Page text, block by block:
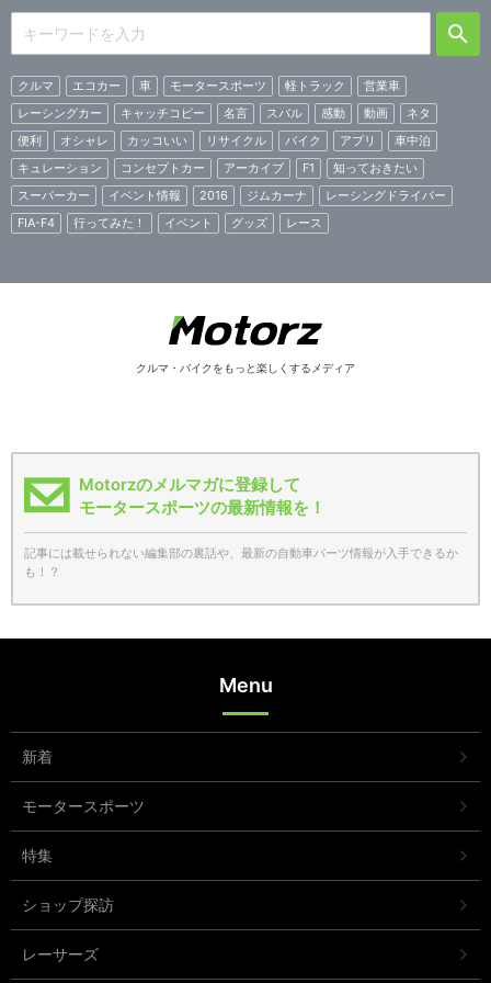
クルマ エコカー 車 モータースポーツ 軽トラック
営業車
レーシングカー
キャッチコピー 名言 スバル 感動 動画
ネタ
便利
オシャレ カッコいい リサイクル バイク アプリ
車中泊
キュレーション
コンセプトカー アーカイブ F1
知っておきたい
スーパーカー
イベント情報 2016 ジムカーナ
レーシングドライバー
FIA-F4
行ってみた！ イベント グッズ レース
クルマ・バイクをもっと楽しくするメディア
Motorzのメルマガに登録して
モータースポーツの最新情報を！
記事には載せられない編集部の裏話や、最新の自動車パーツ情報が入手できるか
も！？
Menu
新着
モータースポーツ
特集
ショップ探訪
レーサーズ